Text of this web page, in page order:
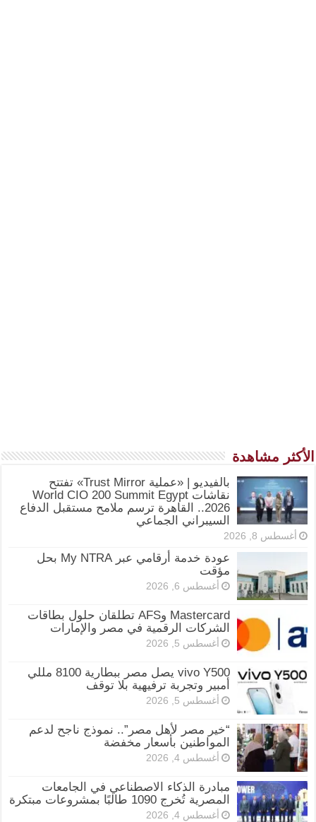
الأكثر مشاهدة
بالفيديو | «عملية Trust Mirror» تفتتح
نقاشات World CIO 200 Summit Egypt
2026.. القاهرة ترسم ملامح مستقبل الدفاع
السيبراني الجماعي
أغسطس 8, 2026
عودة خدمة أرقامي عبر My NTRA بحل
مؤقت
أغسطس 6, 2026
Mastercard وAFS تطلقان حلول بطاقات
الشركات الرقمية في مصر والإمارات
أغسطس 5, 2026
vivo Y500 يصل مصر ببطارية 8100 مللي
أمبير وتجربة ترفيهية بلا توقف
أغسطس 5, 2026
“خير مصر لأهل مصر”.. نموذج ناجح لدعم
المواطنين بأسعار مخفضة
أغسطس 4, 2026
مبادرة الذكاء الاصطناعي في الجامعات
المصرية تُخرج 1090 طالبًا بمشروعات مبتكرة
أغسطس 4, 2026